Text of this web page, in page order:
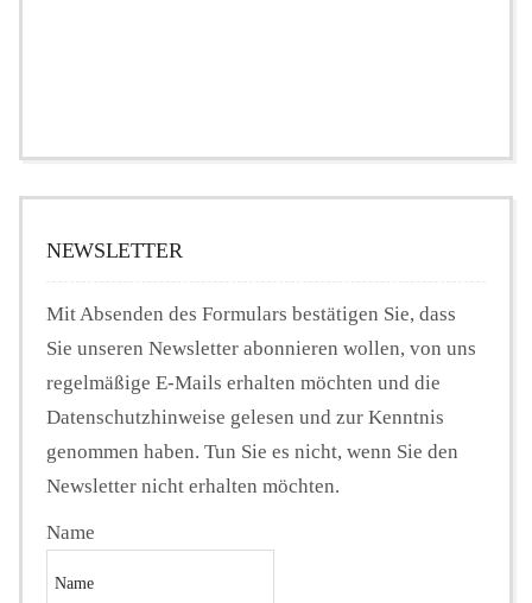
NEWSLETTER
Mit Absenden des Formulars bestätigen Sie, dass
Sie unseren Newsletter abonnieren wollen, von uns
regelmäßige E-Mails erhalten möchten und die
Datenschutzhinweise gelesen und zur Kenntnis
genommen haben. Tun Sie es nicht, wenn Sie den
Newsletter nicht erhalten möchten.
Name